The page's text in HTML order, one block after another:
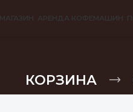
МАГАЗИН АРЕНДА КОФЕМАШИН
КОРЗИНА